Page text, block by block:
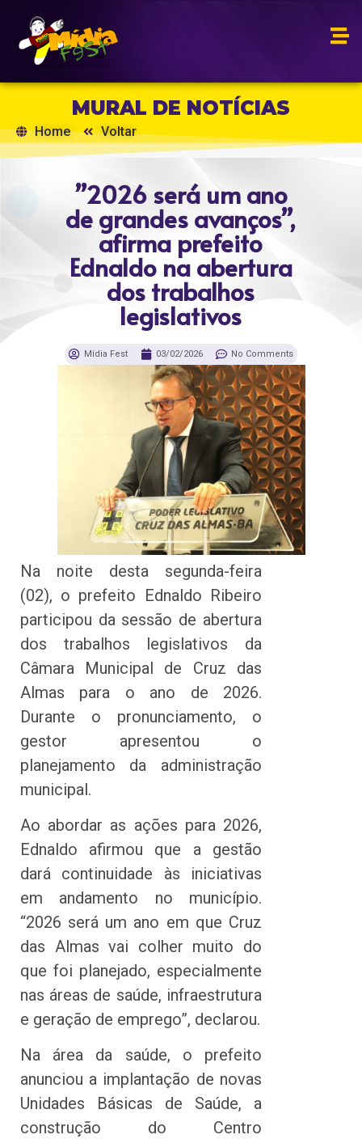
MURAL DE NOTÍCIAS
Home Voltar
”2026 será um ano
de grandes avanços”,
afirma prefeito
Ednaldo na abertura
dos trabalhos
legislativos
Mídia Fest 03/02/2026 No Comments
Na noite desta segunda-feira
(02), o prefeito Ednaldo Ribeiro
participou da sessão de abertura
dos trabalhos legislativos da
Câmara Municipal de Cruz das
Almas para o ano de 2026.
Durante o pronunciamento, o
gestor apresentou o
planejamento da administração
municipal.
Ao abordar as ações para 2026,
Ednaldo afirmou que a gestão
dará continuidade às iniciativas
em andamento no município.
“2026 será um ano em que Cruz
das Almas vai colher muito do
que foi planejado, especialmente
nas áreas de saúde, infraestrutura
e geração de emprego”, declarou.
Na área da saúde, o prefeito
anunciou a implantação de novas
Unidades Básicas de Saúde, a
construção do Centro